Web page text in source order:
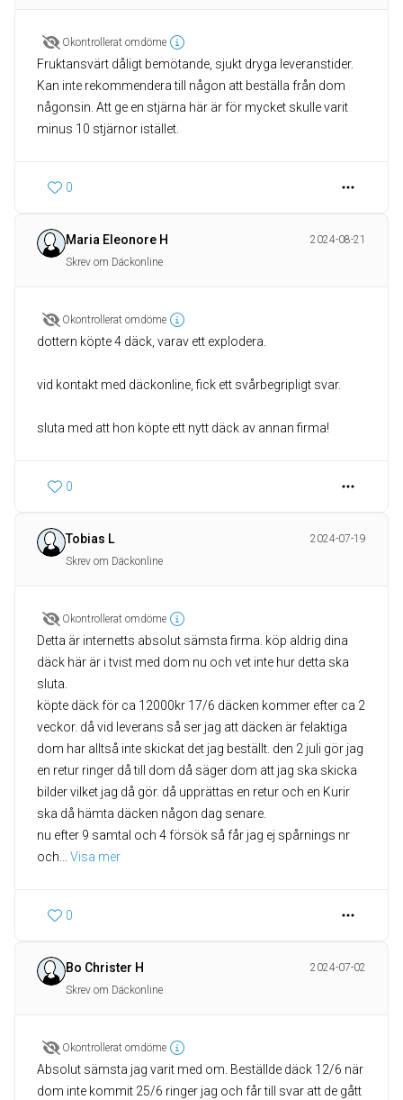
Okontrollerat omdöme
Fruktansvärt dåligt bemötande, sjukt dryga leveranstider.
Kan inte rekommendera till någon att beställa från dom
någonsin. Att ge en stjärna här är för mycket skulle varit
minus 10 stjärnor istället.
0
Maria Eleonore H
2024-08-21
Skrev om Däckonline
Okontrollerat omdöme
dottern köpte 4 däck, varav ett explodera.
vid kontakt med däckonline, fick ett svårbegripligt svar.
sluta med att hon köpte ett nytt däck av annan firma!
0
Tobias L
2024-07-19
Skrev om Däckonline
Okontrollerat omdöme
Detta är internetts absolut sämsta firma. köp aldrig dina
däck här är i tvist med dom nu och vet inte hur detta ska
sluta.
köpte däck för ca 12000kr 17/6 däcken kommer efter ca 2
veckor. då vid leverans så ser jag att däcken är felaktiga
dom har alltså inte skickat det jag beställt. den 2 juli gör jag
en retur ringer då till dom då säger dom att jag ska skicka
bilder vilket jag då gör. då upprättas en retur och en Kurir
ska då hämta däcken någon dag senare.
nu efter 9 samtal och 4 försök så får jag ej spårnings nr
och
Visa mer
0
Bo Christer H
2024-07-02
Skrev om Däckonline
Okontrollerat omdöme
Absolut sämsta jag varit med om. Beställde däck 12/6 när
dom inte kommit 25/6 ringer jag och får till svar att de gått